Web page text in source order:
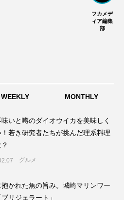
フカメデ
ィア編集
部
WEEKLY MONTHLY
いと噂のダイオウイカを美味しく
若き研究者たちが挑んだ理系料理
グルメ
抱かれた魚の旨み。城崎マリンワー
リジェラート」